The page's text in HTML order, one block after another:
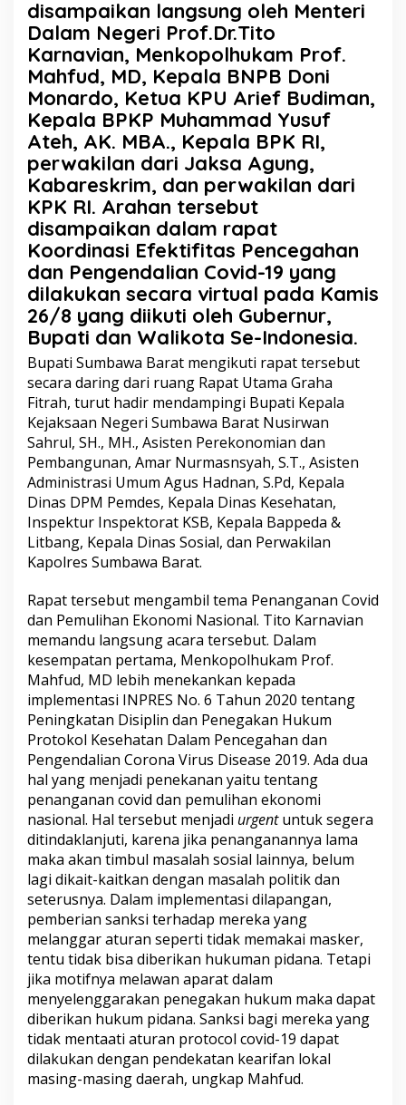
disampaikan langsung oleh Menteri
Dalam Negeri Prof.Dr.Tito
Karnavian, Menkopolhukam Prof.
Mahfud, MD, Kepala BNPB Doni
Monardo, Ketua KPU Arief Budiman,
Kepala BPKP Muhammad Yusuf
Ateh, AK. MBA., Kepala BPK RI,
perwakilan dari Jaksa Agung,
Kabareskrim, dan perwakilan dari
KPK RI. Arahan tersebut
disampaikan dalam rapat
Koordinasi Efektifitas Pencegahan
dan Pengendalian Covid-19 yang
dilakukan secara virtual pada Kamis
26/8 yang diikuti oleh Gubernur,
Bupati dan Walikota Se-Indonesia.
Bupati Sumbawa Barat mengikuti rapat tersebut
secara daring dari ruang Rapat Utama Graha
Fitrah, turut hadir mendampingi Bupati Kepala
Kejaksaan Negeri Sumbawa Barat Nusirwan
Sahrul, SH., MH., Asisten Perekonomian dan
Pembangunan, Amar Nurmasnsyah, S.T., Asisten
Administrasi Umum Agus Hadnan, S.Pd, Kepala
Dinas DPM Pemdes, Kepala Dinas Kesehatan,
Inspektur Inspektorat KSB, Kepala Bappeda &
Litbang, Kepala Dinas Sosial, dan Perwakilan
Kapolres Sumbawa Barat.
Rapat tersebut mengambil tema Penanganan Covid
dan Pemulihan Ekonomi Nasional. Tito Karnavian
memandu langsung acara tersebut. Dalam
kesempatan pertama, Menkopolhukam Prof.
Mahfud, MD lebih menekankan kepada
implementasi INPRES No. 6 Tahun 2020 tentang
Peningkatan Disiplin dan Penegakan Hukum
Protokol Kesehatan Dalam Pencegahan dan
Pengendalian Corona Virus Disease 2019. Ada dua
hal yang menjadi penekanan yaitu tentang
penanganan covid dan pemulihan ekonomi
nasional. Hal tersebut menjadi urgentuntuk segera
ditindaklanjuti, karena jika penanganannya lama
maka akan timbul masalah sosial lainnya, belum
lagi dikait-kaitkan dengan masalah politik dan
seterusnya. Dalam implementasi dilapangan,
pemberian sanksi terhadap mereka yang
melanggar aturan seperti tidak memakai masker,
tentu tidak bisa diberikan hukuman pidana. Tetapi
jika motifnya melawan aparat dalam
menyelenggarakan penegakan hukum maka dapat
diberikan hukum pidana. Sanksi bagi mereka yang
tidak mentaati aturan protocol covid-19 dapat
dilakukan dengan pendekatan kearifan lokal
masing-masing daerah, ungkap Mahfud.